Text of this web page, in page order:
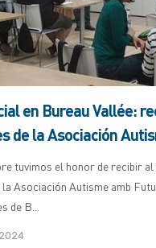
en Bureau Vallée:
de la Asociación
tuvimos el honor de recibir
Asociación Autisme amb
de B...